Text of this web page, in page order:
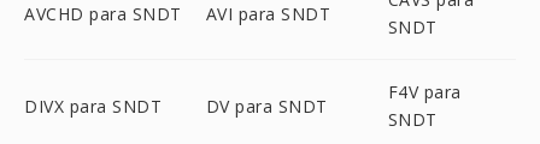
AVCHD para SNDT AVI para SNDT
SNDT
DIVX para SNDT DV para SNDT
F4V para
SNDT